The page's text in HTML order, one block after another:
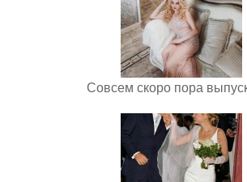
Совсем скоро пора